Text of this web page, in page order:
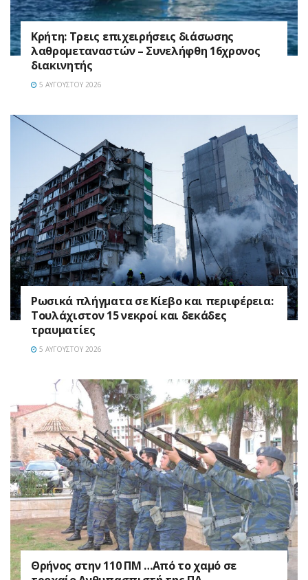
Κρήτη: Τρεις επιχειρήσεις διάσωσης
λαθρομεταναστών – Συνελήφθη 16χρονος
διακινητής
5 ΑΥΓΟΎΣΤΟΥ 2026
Ρωσικά πλήγματα σε Κίεβο και περιφέρεια:
Τουλάχιστον 15 νεκροί και δεκάδες
τραυματίες
5 ΑΥΓΟΎΣΤΟΥ 2026
Θρήνος στην 110 ΠΜ …Από το χαμό σε